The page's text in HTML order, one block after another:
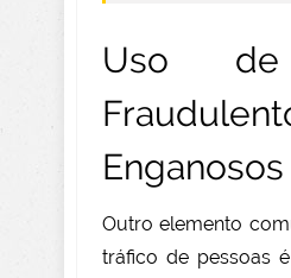
Uso
Enganosos
Outro elemento
tráfico de pessoas